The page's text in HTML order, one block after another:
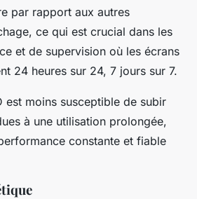
par rapport aux autres
ce qui est crucial dans les
et de supervision où les écrans
24 heures sur 24, 7 jours sur 7.
est moins susceptible de subir
à une utilisation prolongée,
constante et fiable